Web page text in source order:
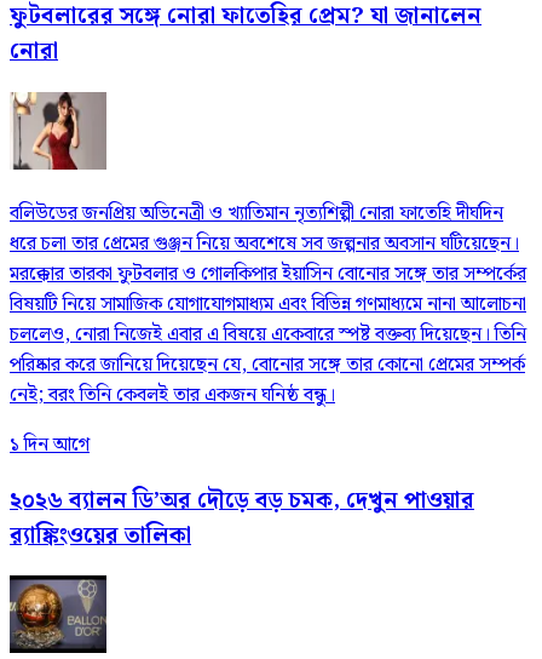
ফুটবলারের সঙ্গে নোরা ফাতেহির প্রেম? যা জানালেন
নোরা
বলিউডের জনপ্রিয় অভিনেত্রী ও খ্যাতিমান নৃত্যশিল্পী নোরা ফাতেহি দীর্ঘদিন
ধরে চলা তার প্রেমের গুঞ্জন নিয়ে অবশেষে সব জল্পনার অবসান ঘটিয়েছেন।
মরক্কোর তারকা ফুটবলার ও গোলকিপার ইয়াসিন বোনোর সঙ্গে তার সম্পর্কের
বিষয়টি নিয়ে সামাজিক যোগাযোগমাধ্যম এবং বিভিন্ন গণমাধ্যমে নানা আলোচনা
চললেও, নোরা নিজেই এবার এ বিষয়ে একেবারে স্পষ্ট বক্তব্য দিয়েছেন। তিনি
পরিষ্কার করে জানিয়ে দিয়েছেন যে, বোনোর সঙ্গে তার কোনো প্রেমের সম্পর্ক
নেই; বরং তিনি কেবলই তার একজন ঘনিষ্ঠ বন্ধু।
১ দিন আগে
২০২৬ ব্যালন ডি’অর দৌড়ে বড় চমক, দেখুন পাওয়ার
র‍্যাঙ্কিংওয়ের তালিকা